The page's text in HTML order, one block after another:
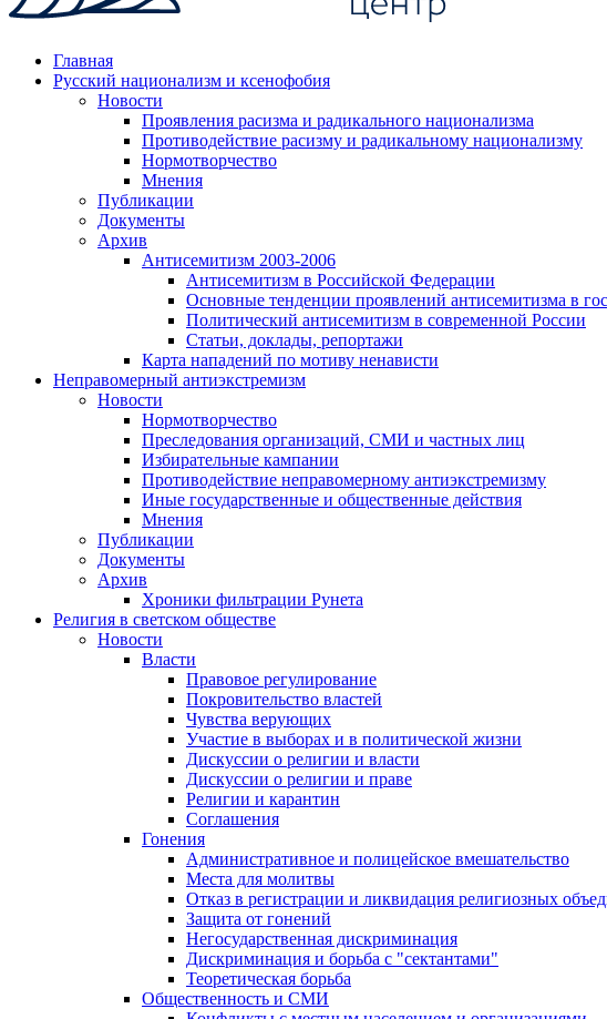
Главная
Русский национализм и ксенофобия
Новости
Проявления расизма и радикального национализма
Противодействие расизму и радикальному национализму
Нормотворчество
Мнения
Публикации
Документы
Архив
Антисемитизм 2003-2006
Антисемитизм в Российской Федерации
Основные тенденции проявлений антисемитизма в
Политический антисемитизм в современной России
Статьи, доклады, репортажи
Карта нападений по мотиву ненависти
Неправомерный антиэкстремизм
Новости
Нормотворчество
Преследования организаций, СМИ и частных лиц
Избирательные кампании
Противодействие неправомерному антиэкстремизму
Иные государственные и общественные действия
Мнения
Публикации
Документы
Архив
Хроники фильтрации Рунета
Религия в светском обществе
Новости
Власти
Правовое регулирование
Покровительство властей
Чувства верующих
Участие в выборах и в политической жизни
Дискуссии о религии и власти
Дискуссии о религии и праве
Религии и карантин
Соглашения
Гонения
Административное и полицейское вмешательство
Места для молитвы
Отказ в регистрации и ликвидация религиозных
Защита от гонений
Негосударственная дискриминация
Дискриминация и борьба с "сектантами"
Теоретическая борьба
Общественность и СМИ